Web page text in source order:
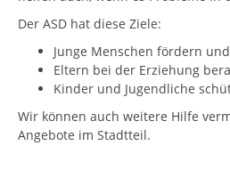
Der ASD hat diese Ziele:
Junge Menschen fördern
Eltern bei der Erziehung
Kinder und Jugendliche
Wir können auch weitere Hilfe
Angebote im Stadtteil.